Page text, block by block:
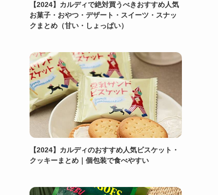
【2024】カルディで絶対買うべきおすすめ人気
お菓子・おやつ・デザート・スイーツ・スナッ
クまとめ（甘い・しょっぱい）
【2024】カルディのおすすめ人気ビスケット・
クッキーまとめ｜個包装で食べやすい